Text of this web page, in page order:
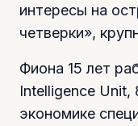
интересы на
четверки»,
Фиона 15 лет
Intelligence Unit,
экономике